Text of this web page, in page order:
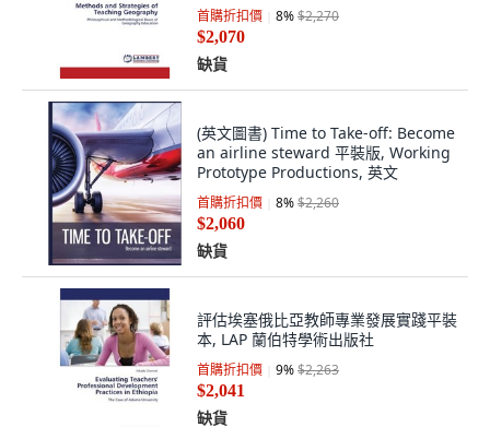
首購折扣價 8%$2,270
$2,070
缺貨
(英文圖書) Time to Take-off: Become
an airline steward 平裝版, Working
Prototype Productions, 英文
首購折扣價 8%$2,260
$2,060
缺貨
評估埃塞俄比亞教師專業發展實踐平裝
本, LAP 蘭伯特學術出版社
首購折扣價 9%$2,263
$2,041
缺貨